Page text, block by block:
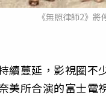
《無照律師2》
續蔓延，影視圈不
美所合演的富士